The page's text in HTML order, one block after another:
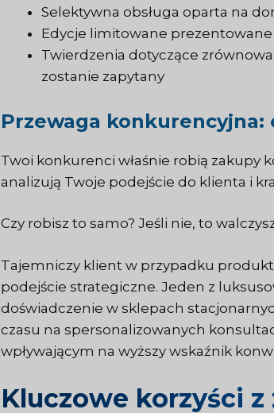
Selektywna obsługa oparta na
Edycje limitowane
Twierdzenia dotyczące
zostanie zapytany
Przewaga konkurencyjna:
Twoi konkurenci właśnie robią zakupy
analizują Twoje podejście do klienta i
Czy robisz to samo? Jeśli nie, to
Tajemniczy klient w przypadku
podejście strategiczne. Jeden z
doświadczenie w sklepach
czasu na spersonalizowanych
wpływającym na wyższy wskaźnik
Kluczowe korzyści